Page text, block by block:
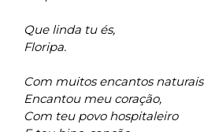
Que linda tu és,
Floripa.
Com muitos encantos naturais
Encantou meu coração,
Com teu povo hospitaleiro